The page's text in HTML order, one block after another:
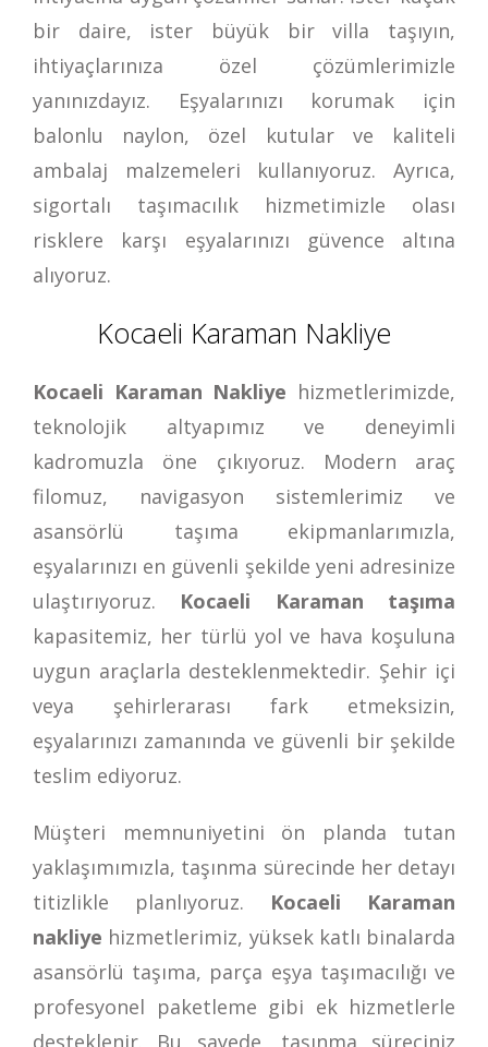
bir daire, ister büyük bir villa taşıyın,
ihtiyaçlarınıza özel çözümlerimizle
yanınızdayız. Eşyalarınızı korumak için
balonlu naylon, özel kutular ve kaliteli
ambalaj malzemeleri kullanıyoruz. Ayrıca,
sigortalı taşımacılık hizmetimizle olası
risklere karşı eşyalarınızı güvence altına
alıyoruz.
Kocaeli Karaman Nakliye
Kocaeli Karaman Nakliye hizmetlerimizde,
teknolojik altyapımız ve deneyimli
kadromuzla öne çıkıyoruz. Modern araç
filomuz, navigasyon sistemlerimiz ve
asansörlü taşıma ekipmanlarımızla,
eşyalarınızı en güvenli şekilde yeni adresinize
ulaştırıyoruz. Kocaeli Karaman taşıma
kapasitemiz, her türlü yol ve hava koşuluna
uygun araçlarla desteklenmektedir. Şehir içi
veya şehirlerarası fark etmeksizin,
eşyalarınızı zamanında ve güvenli bir şekilde
teslim ediyoruz.
Müşteri memnuniyetini ön planda tutan
yaklaşımımızla, taşınma sürecinde her detayı
titizlikle planlıyoruz. Kocaeli Karaman
nakliye hizmetlerimiz, yüksek katlı binalarda
asansörlü taşıma, parça eşya taşımacılığı ve
profesyonel paketleme gibi ek hizmetlerle
desteklenir. Bu sayede, taşınma süreciniz